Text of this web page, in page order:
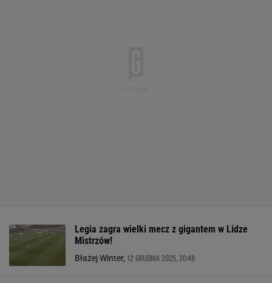
Legia zagra wielki mecz z gigantem w Lidze
Mistrzów!
Błażej Winter, 12 GRUDNIA 2025, 20:48